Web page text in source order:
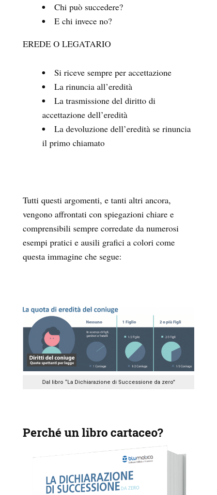
Chi può succedere?
E chi invece no?
EREDE O LEGATARIO
Si riceve sempre per accettazione
La rinuncia all’eredità
La trasmissione del diritto di
accettazione dell’eredità
La devoluzione dell’eredità se rinuncia
il primo chiamato
Tutti questi argomenti, e tanti altri ancora,
vengono affrontati con spiegazioni chiare e
comprensibili sempre corredate da numerosi
esempi pratici e ausili grafici a colori come
questa immagine che segue:
Dal libro “La Dichiarazione di Successione da zero”
Perché un libro cartaceo?